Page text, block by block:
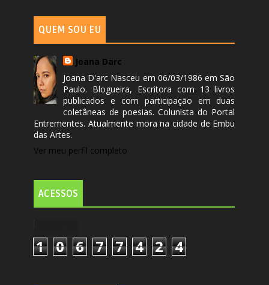
QUEM SOU EU
Joana Darc
Joana D'arc Nasceu em 06/03/1986 em São
Paulo. Blogueira, Escritora com 13 livros
publicados e com participação em duas
coletâneas de poesias. Colunista do Portal
Entrementes. Atualmente mora na cidade de Embu
das Artes.
Ver meu perfil completo
ACESSOS
1 0 6 7 7 4 2 4